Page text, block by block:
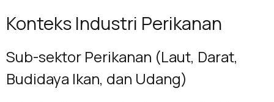
Konteks Industri Perikanan
Sub-sektor Perikanan (Laut, Darat,
Budidaya Ikan, dan Udang)